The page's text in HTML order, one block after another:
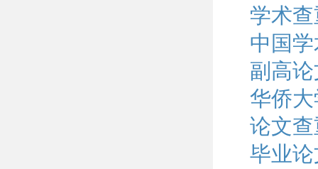
学术
中国
副高
华侨
论文
毕业